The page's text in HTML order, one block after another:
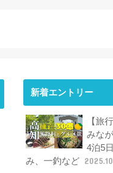
新着エントリー
【旅
みな
4泊5
み、一釣など